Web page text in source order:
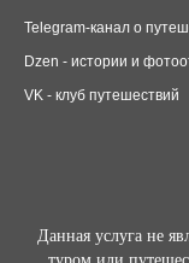
Telegram-канал о
Dzen - истории и
VK - клуб путешествий
Данная услуга не